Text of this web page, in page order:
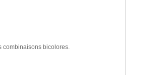
combinaisons bicolores.